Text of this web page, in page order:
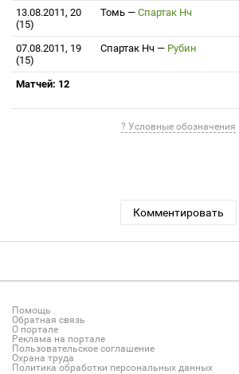
13.08.2011, 20
(15)
Томь — Спартак Нч
07.08.2011, 19
(15)
Спартак Нч — Рубин
Матчей: 12
? Условные обозначения
Комментировать
Помощь
Обратная связь
О портале
Реклама на портале
Пользовательское соглашение
Охрана труда
Политика обработки персональных данных